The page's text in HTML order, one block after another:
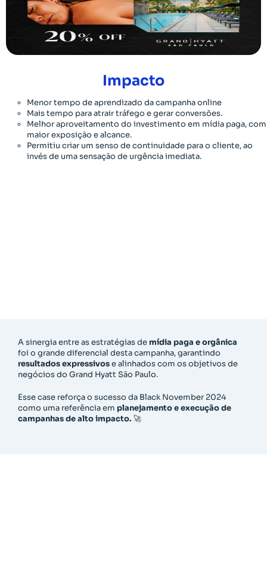
Impacto
Menor tempo de aprendizado da campanha online
Mais tempo para atrair tráfego e gerar conversões.
Melhor aproveitamento do investimento em mídia paga, com
maior exposição e alcance.
Permitiu criar um senso de continuidade para o cliente, ao
invés de uma sensação de urgência imediata.
A sinergia entre as estratégias de mídia paga e orgânica
foi o grande diferencial desta campanha, garantindo
resultados expressivose alinhados com os objetivos de
negócios do Grand Hyatt São Paulo.
Esse case reforça o sucesso da Black November 2024
como uma referência em planejamento e execução de
campanhas de alto impacto. 🚀